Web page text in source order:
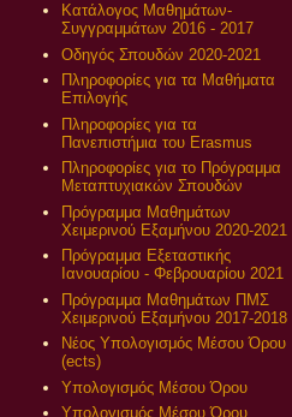
Κατάλογος Μαθημάτων-
Συγγραμμάτων 2016 - 2017
Οδηγός Σπουδών 2020-2021
Πληροφορίες για τα Μαθήματα
Επιλογής
Πληροφορίες για τα
Πανεπιστήμια του Erasmus
Πληροφορίες για το Πρόγραμμα
Μεταπτυχιακών Σπουδών
Πρόγραμμα Μαθημάτων
Χειμερινού Εξαμήνου 2020-2021
Πρόγραμμα Εξεταστικής
Ιανουαρίου - Φεβρουαρίου 2021
Πρόγραμμα Μαθημάτων ΠΜΣ
Χειμερινού Εξαμήνου 2017-2018
Νέος Υπολογισμός Μέσου Όρου
(ects)
Υπολογισμός Μέσου Όρου
Υπολογισμός Μέσου Όρου